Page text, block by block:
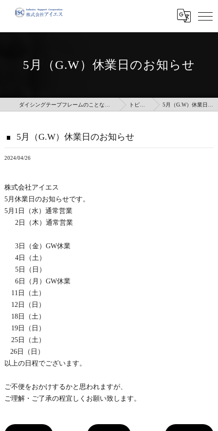
5月（G.W）休業日のお知らせ
トピックス 5月（G.W）休業日のお知らせ
5月（G.W）休業日のお知らせ
2024/04/26
株式会社アイエス
5月休業日のお知らせです。
5月1日（水）通常営業
2日（木）通常営業
3日（金）GW休業
4日（土）
5日（日）
6日（月）GW休業
11日（土）
12日（日）
18日（土）
19日（日）
25日（土）
26日（日）
以上の日程でございます。
ご不便をおかけするかと思われますが、
ご理解・ご了承の程宜しくお願い致します。